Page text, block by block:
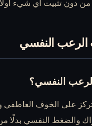
من دون تثبيت أي شيء
النفسي؟
على الخوف العاطفي
والضغط النفسي